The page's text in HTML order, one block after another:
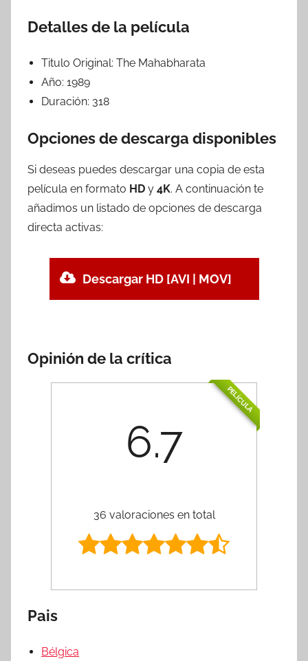
Detalles de la película
Titulo Original: The Mahabharata
Año: 1989
Duración: 318
Opciones de descarga disponibles
Si deseas puedes descargar una copia de esta
película en formato HD y 4K. A continuación te
añadimos un listado de opciones de descarga
directa activas:
Descargar HD [AVI | MOV]
Opinión de la crítica
PELÍCULA
6.7
36 valoraciones en total
Pais
Bélgica